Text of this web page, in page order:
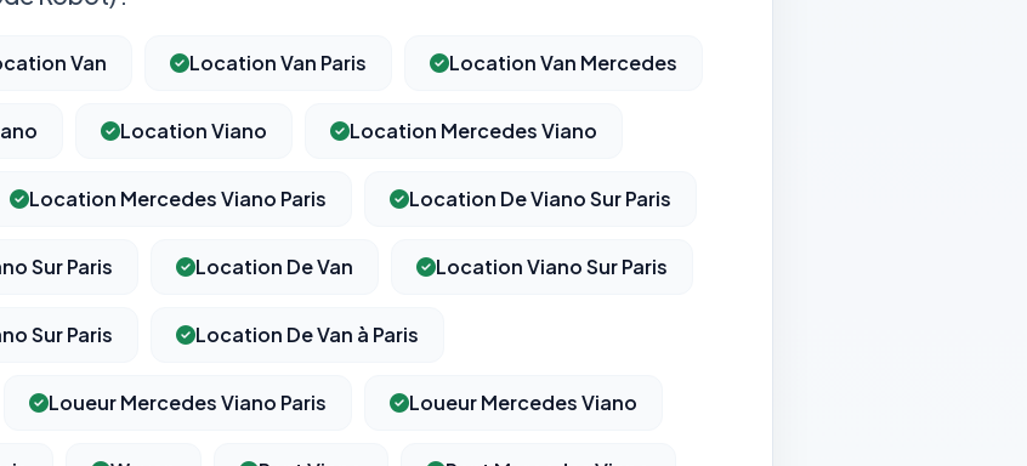
Van Location Van Paris Location Van Mercedes
Location Viano Location Mercedes Viano
Location Mercedes Viano Paris Location De Viano Sur Paris
Sur Paris Location De Van Location Viano Sur Paris
Sur Paris Location De Van à Paris
Loueur Mercedes Viano Paris Loueur Mercedes Viano